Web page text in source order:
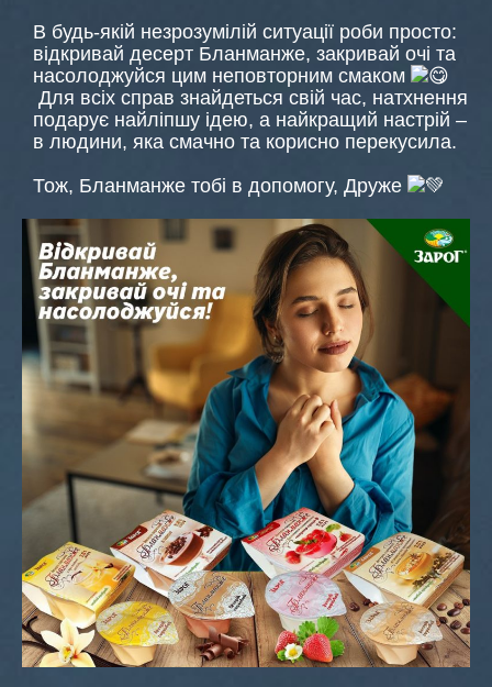
В будь-якій незрозумілій ситуації роби просто:
відкривай десерт Бланманже, закривай очі та
насолоджуйся цим неповторним смаком
Для всіх справ знайдеться свій час, натхнення
подарує найліпшу ідею, а найкращий настрій –
в людини, яка смачно та корисно перекусила.
Тож, Бланманже тобі в допомогу, Друже